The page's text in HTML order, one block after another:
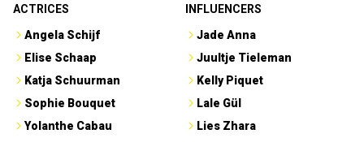
ACTRICES
Angela Schijf
Elise Schaap
Katja Schuurman
Sophie Bouquet
Yolanthe Cabau
INFLUENCERS
Jade Anna
Juultje Tieleman
Kelly Piquet
Lale Gül
Lies Zhara